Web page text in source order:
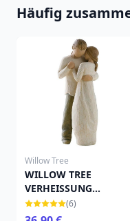
Häufig
Willow Tree
WILLOW TREE
VERHEISSUNG
FIGURINE(6)